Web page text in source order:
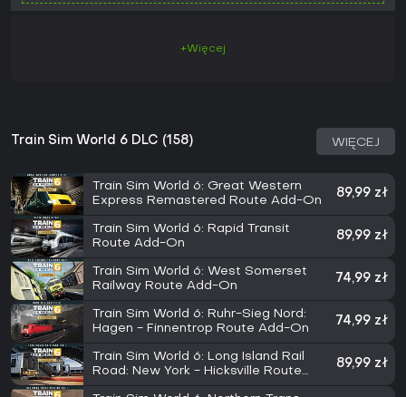
+Więcej
Train Sim World 6 DLC (158) WIĘCEJ
Train Sim World 6: Great Western
Express Remastered Route Add-On
89,99 zł
Train Sim World 6: Rapid Transit
Route Add-On
89,99 zł
Train Sim World 6: West Somerset
Railway Route Add-On
74,99 zł
Train Sim World 6: Ruhr-Sieg Nord:
Hagen - Finnentrop Route Add-On
74,99 zł
Train Sim World 6: Long Island Rail
Road: New York - Hicksville Route
89,99 zł